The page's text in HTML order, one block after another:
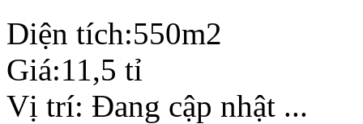
Diện tích:550m2
Giá:11,5 tỉ
Vị trí: Đang cập nhật ...